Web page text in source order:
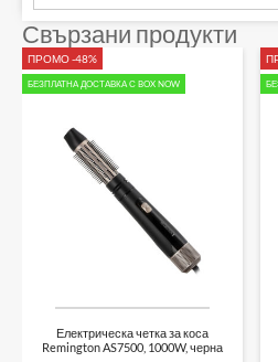
Свързани продукти
ПРОМО -48%
БЕЗПЛАТНА ДОСТАВКА С BOX NOW
Електрическа четка за коса
Remington AS7500, 1000W, черна